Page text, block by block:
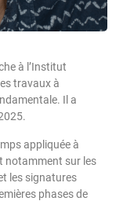
à l’Institut
travaux à
Il a
appliquée à
notamment sur les
les signatures
phases de